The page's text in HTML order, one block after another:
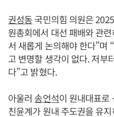
권성동국민의힘 의원은
원총회에서 대선 패배와 관
서 새롭게 논의해야 한다”며
고 변명할 생각이 없다. 저부
다”고 밝혔다.
아울러 송언석이 원내대표로
친윤계가 원내 주도권을 유